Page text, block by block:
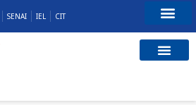
SENAI IEL CIT